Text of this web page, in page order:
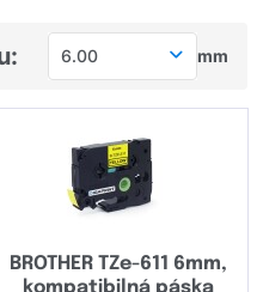
6.00
5.80
6.00
8.80
mm
BROTHER TZe-611 6mm,
kompatibilná páska